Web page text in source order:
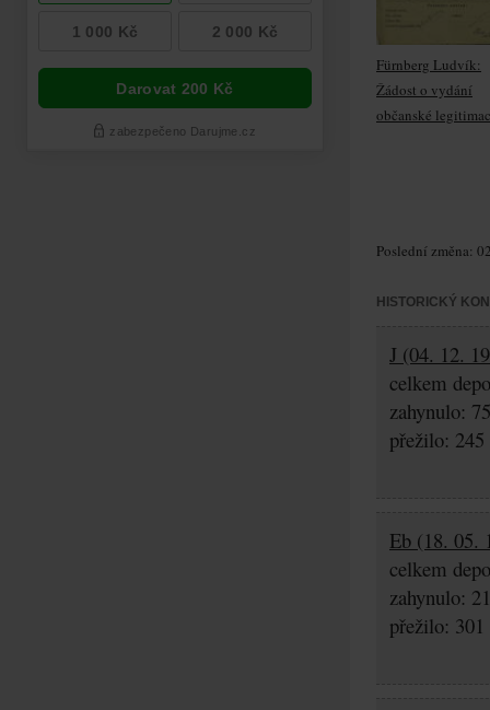
Fürnberg Ludvík:
Žádost o vydání
občanské
Poslední změna:
HISTORICKÝ
J (04. 12.
celkem
zahynulo:
přežilo: 245
Eb (18. 05.
celkem
zahynulo:
přežilo: 301